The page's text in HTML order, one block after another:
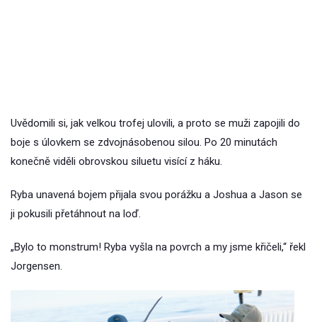
Uvědomili si, jak velkou trofej ulovili, a proto se muži zapojili do
boje s úlovkem se zdvojnásobenou silou. Po 20 minutách
konečně viděli obrovskou siluetu visící z háku.
Ryba unavená bojem přijala svou porážku a Joshua a Jason se
ji pokusili přetáhnout na loď.
„Bylo to monstrum! Ryba vyšla na povrch a my jsme křičeli,“ řekl
Jorgensen.